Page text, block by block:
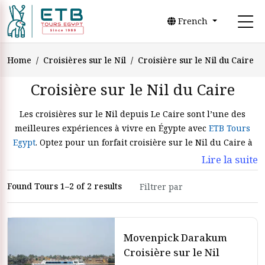
French
Home Croisières sur le Nil Croisière sur le Nil du Caire
Croisière sur le Nil du Caire
Les croisières sur le Nil depuis Le Caire sont l’une des
meilleures expériences à vivre en Égypte avec ETB Tours
Egypt. Optez pour un forfait croisière sur le Nil du Caire à
Assouan et Louxor et découvrez les merveilles de l’Égypte
lors d’un voyage du nord au sud. Après avoir terminé vos
circuits au Caire, vous embarquerez pour une croisière sur
de découvrir la grandeur des Pharaons tout en profitant du
climat agréable de l’Égypte. Voici quelques-unes des
Lire la suite
Found Tours 1–2 of 2 results
Movenpick Darakum
Croisière sur le Nil